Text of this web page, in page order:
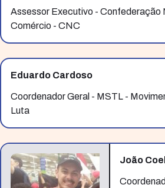
Assessor Executivo - Confederação
Comércio - CNC
Eduardo Cardoso
Coordenador Geral - MSTL -
Luta
João